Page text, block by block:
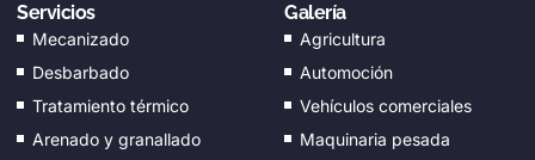
Servicios
Mecanizado
Desbarbado
Tratamiento térmico
Arenado y granallado
Galería
Agricultura
Automoción
Vehículos comerciales
Maquinaria pesada
HU
EN_GB
CS